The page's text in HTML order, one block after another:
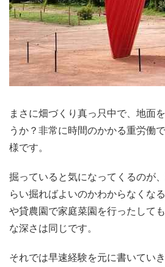
まさに畑づくり真っ只中で、地面
うか？非常に時間のかかる重労働
様です。
掘っていると気になってくるのが
らい掘ればよいのかわからなくな
や貸農園で家庭菜園を行ったして
な深さは同じです。
それでは早速経験を元に書いていき